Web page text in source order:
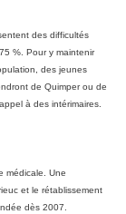
des difficultés
%. Pour y maintenir
des jeunes
de Quimper ou de
à des intérimaires.
médicale. Une
et le rétablissement
dès 2007.